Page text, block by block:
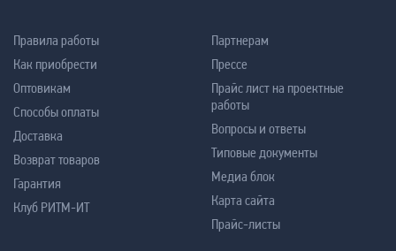
Правила работы
Как приобрести
Оптовикам
Способы оплаты
Доставка
Возврат товаров
Гарантия
Клуб РИТМ-ИТ
Партнерам
Прессе
Прайс лист на проектные
работы
Вопросы и ответы
Типовые документы
Медиа блок
Карта сайта
Прайс-листы